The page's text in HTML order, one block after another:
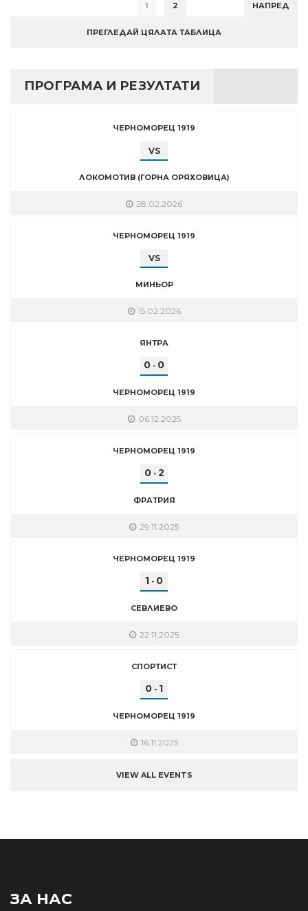
1 2 НАПРЕД
ПРЕГЛЕДАЙ ЦЯЛАТА ТАБЛИЦА
ПРОГРАМА И РЕЗУЛТАТИ
ЧЕРНОМОРЕЦ 1919
VS
ЛОКОМОТИВ (ГОРНА ОРЯХОВИЦА)
28.02.2026
ЧЕРНОМОРЕЦ 1919
VS
МИНЬОР
15.02.2026
ЯНТРА
0 - 0
ЧЕРНОМОРЕЦ 1919
06.12.2025
ЧЕРНОМОРЕЦ 1919
0- 2
ФРАТРИЯ
29.11.2025
ЧЕРНОМОРЕЦ 1919
1 - 0
СЕВЛИЕВО
22.11.2025
СПОРТИСТ
0 - 1
ЧЕРНОМОРЕЦ 1919
16.11.2025
VIEW ALL EVENTS
ЗА НАС